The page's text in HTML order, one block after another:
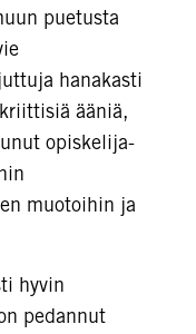
puetusta
hanakasti
ääniä,
opiskelija-
muotoihin ja
hyvin
pedannut